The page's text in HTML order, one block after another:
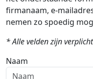
firmanaam, e-
nemen zo spoedig
* Alle velden zijn verplicht
Naam